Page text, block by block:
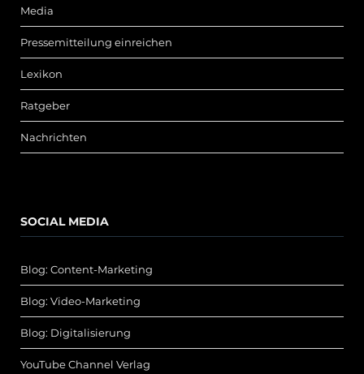
Media
Pressemitteilung einreichen
Lexikon
Ratgeber
Nachrichten
SOCIAL MEDIA
Blog: Content-Marketing
Blog: Video-Marketing
Blog: Digitalisierung
YouTube Channel Verlag